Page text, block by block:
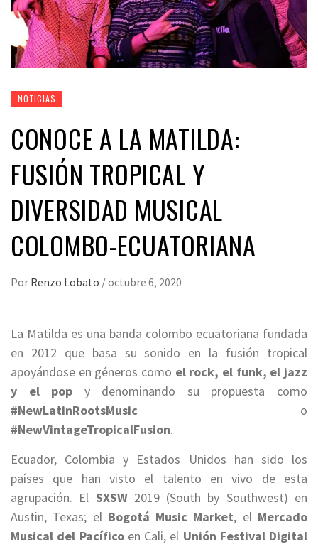
NOTICIAS
CONOCE A LA MATILDA:
FUSIÓN TROPICAL Y
DIVERSIDAD MUSICAL
COLOMBO-ECUATORIANA
Por Renzo Lobato /octubre 6, 2020
La Matilda es una banda colombo ecuatoriana fundada
en 2012 que basa su sonido en la fusión tropical
apoyándose en géneros como el rock, el funk, el jazz
y el pop y denominando su propuesta como
#NewLatinRootsMusic o
#NewVintageTropicalFusion.
Ecuador, Colombia y Estados Unidos han sido los
países que han visto el talento en vivo de esta
agrupación. El SXSW2019 (South by Southwest) en
Austin, Texas; el Bogotá Music Market, el Mercado
Musical del Pacíficoen Cali, el Unión Festival Digital